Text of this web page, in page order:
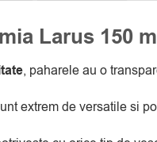
Larus 150
, paharele au o
extrem de versatile si